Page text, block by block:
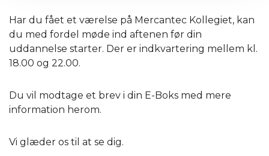
Har du fået et værelse på Mercantec Kollegiet, kan
du med fordel møde ind aftenen før din
uddannelse starter. Der er indkvartering mellem kl.
18.00 og 22.00.
Du vil modtage et brev i din E-Boks med mere
information herom.
Vi glæder os til at se dig.